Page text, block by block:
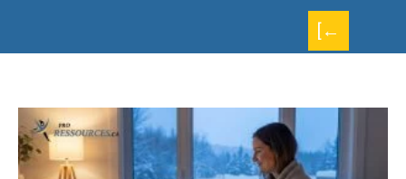
[←